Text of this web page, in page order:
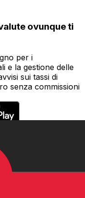
ovunque ti
per i
e la gestione delle
sui tassi di
senza commissioni